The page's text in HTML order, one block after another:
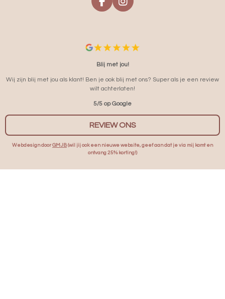
F
A
O
O
I
N
A
G
R
M
Blij met jou!
Wij zijn blij met jou als klant! Ben je ook blij met ons? Super als je een review
wilt achterlaten!
5/5 op Google
REVIEW ONS
Webdesign door GMJB (wil jij ook een nieuwe website, geef aan dat je via mij komt en
ontvang 25% korting!)